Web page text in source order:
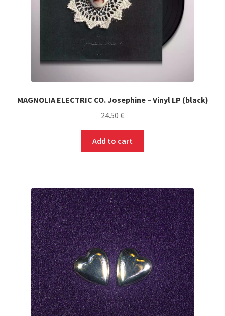
MAGNOLIA ELECTRIC CO. Josephine – Vinyl LP (black)
24.50 €
Add to cart